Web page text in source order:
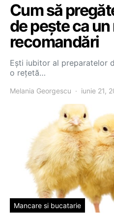
Cum să
de pește ca
recomandări
Ești iubitor al preparatelor
o rețetă…
Melania Georgescu iunie 21,
Mancare si bucatarie